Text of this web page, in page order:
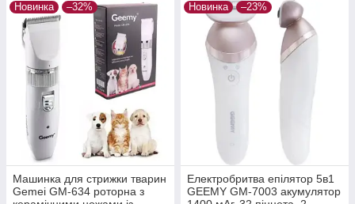
Новинка –32%
Машинка для стрижки тварин
Gemei GM-634 роторна з
Новинка –23%
Електробритва епілятор 5в1
GEEMY GM-7003 акумулятор